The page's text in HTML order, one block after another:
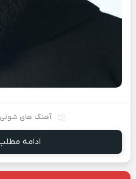
آهنگ های شوتی
ادامه